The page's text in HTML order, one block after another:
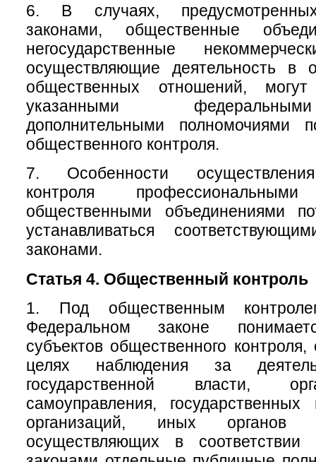
6. В случаях,
законами, общественные
негосударственные
осуществляющие деятельность в
общественных отношений,
указанными
дополнительными полномочиями
общественного контроля.
7. Особенности
контроля
общественными объединениями
устанавливаться
законами.
Статья 4. Общественный контроль
1. Под общественным
Федеральном законе
субъектов общественного
целях наблюдения за
государственной власти,
самоуправления,
организаций, иных органов
осуществляющих в